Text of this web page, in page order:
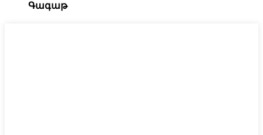
Գագաթ